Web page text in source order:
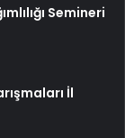
Semineri
İl